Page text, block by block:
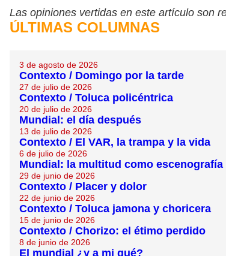
Las opiniones vertidas en este artículo son
ÚLTIMAS COLUMNAS
3 de agosto de 2026
Contexto / Domingo por la tarde
27 de julio de 2026
Contexto / Toluca policéntrica
20 de julio de 2026
Mundial: el día después
13 de julio de 2026
Contexto / El VAR, la trampa y la vida
6 de julio de 2026
Mundial: la multitud como escenografía
29 de junio de 2026
Contexto / Placer y dolor
22 de junio de 2026
Contexto / Toluca jamona y choricera
15 de junio de 2026
Contexto / Chorizo: el étimo perdido
8 de junio de 2026
El mundial ¿y a mi qué?